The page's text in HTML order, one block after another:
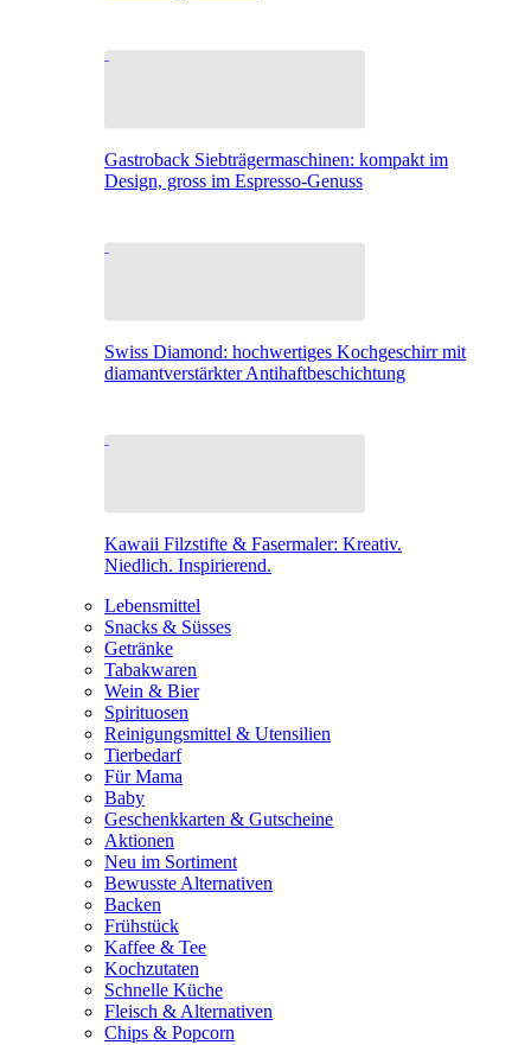
Gastroback Siebträgermaschinen: kompakt im
Design, gross im Espresso-Genuss
Swiss Diamond: hochwertiges Kochgeschirr mit
diamantverstärkter Antihaftbeschichtung
Kawaii Filzstifte & Fasermaler: Kreativ.
Niedlich. Inspirierend.
Lebensmittel
Snacks & Süsses
Getränke
Tabakwaren
Wein & Bier
Spirituosen
Reinigungsmittel & Utensilien
Tierbedarf
Für Mama
Baby
Geschenkkarten & Gutscheine
Aktionen
Neu im Sortiment
Bewusste Alternativen
Backen
Frühstück
Kaffee & Tee
Kochzutaten
Schnelle Küche
Fleisch & Alternativen
Chips & Popcorn